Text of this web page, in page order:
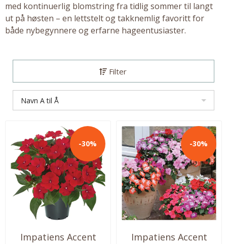
med kontinuerlig blomstring fra tidlig sommer til langt
ut på høsten – en lettstelt og takknemlig favoritt for
både nybegynnere og erfarne hageentusiaster.
Filter
Navn A til Å
-30%
Impatiens Accent
-30%
Impatiens Accent